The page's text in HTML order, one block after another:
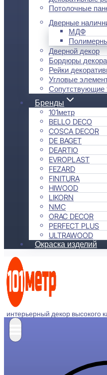
Потолочные
Дверные
МДФ
Дверной декор
Бордюры
Рейки
Угловые
Сопутствующие
Бренды
101метр
BELLO DECO
COSCA DECOR
DE BAGET
DEARTIO
EVROPLAST
FEZARD
FINITURA
HIWOOD
LIKORN
NMC
ORAC DECOR
PERFECT PLUS
ULTRAWOOD
Окраска изделий
интерьерный декор высокого